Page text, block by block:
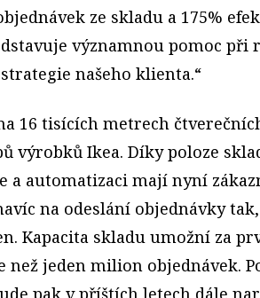
ze skladu a 175%
významnou pomoc při
našeho klienta.“
16 tisících metrech
výrobků Ikea. Díky poloze
automatizaci mají nyní
na odeslání objednávky
Kapacita skladu umožní za
než jeden milion objednávek.
pak v příštích letech dále